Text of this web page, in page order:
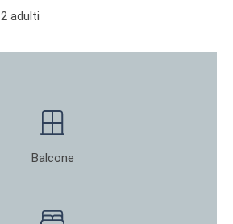
2 adulti
Balcone